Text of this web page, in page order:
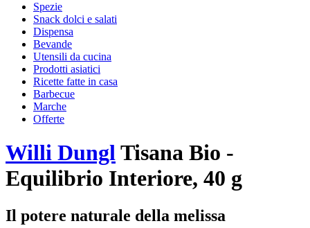
Spezie
Snack dolci e salati
Dispensa
Bevande
Utensili da cucina
Prodotti asiatici
Ricette fatte in casa
Barbecue
Marche
Offerte
Willi DunglTisana Bio -
Equilibrio Interiore, 40 g
Il potere naturale della melissa